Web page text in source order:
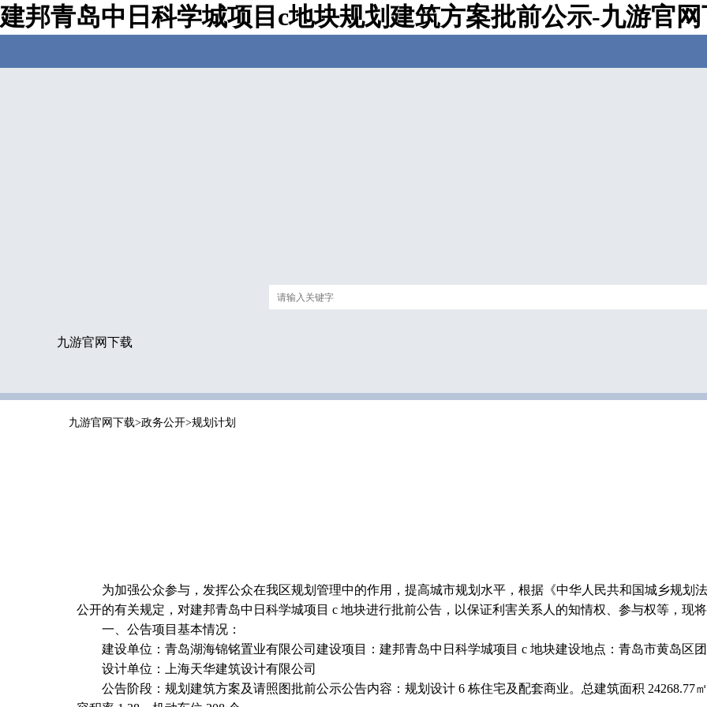
建邦青岛中日科学城项目c地块规划建筑方案批前公示-九游官
九游官网下载
九游官网下载>政务公开>规划计划
为加强公众参与，发挥公众在我区规划管理中的作用，提高城市规划水平，根据《中华人民共和国城乡规划
公开的有关规定，对建邦青岛中日科学城项目 c 地块进行批前公告，以保证利害关系人的知情权、参与权等，现
一、公告项目基本情况：
建设单位：青岛湖海锦铭置业有限公司建设项目：建邦青岛中日科学城项目 c 地块建设地点：青岛市黄岛区
设计单位：上海天华建筑设计有限公司
公告阶段：规划建筑方案及请照图批前公示公告内容：规划设计 6 栋住宅及配套商业。总建筑面积 24268.77